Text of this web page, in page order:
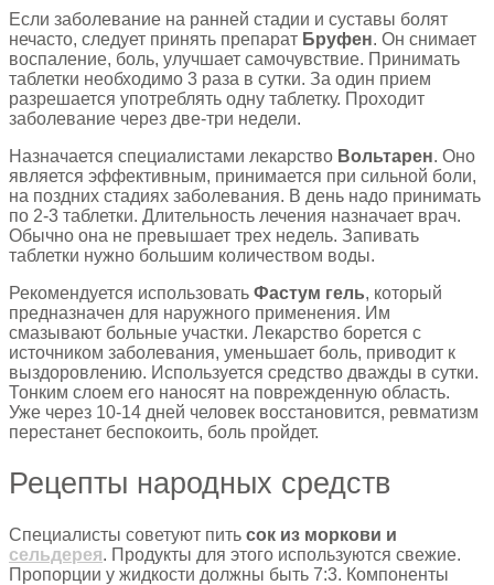
Если заболевание на ранней стадии и суставы болят
нечасто, следует принять препарат Бруфен. Он снимает
воспаление, боль, улучшает самочувствие. Принимать
таблетки необходимо 3 раза в сутки. За один прием
разрешается употреблять одну таблетку. Проходит
заболевание через две-три недели.
Назначается специалистами лекарство Вольтарен. Оно
является эффективным, принимается при сильной боли,
на поздних стадиях заболевания. В день надо принимать
по 2-3 таблетки. Длительность лечения назначает врач.
Обычно она не превышает трех недель. Запивать
таблетки нужно большим количеством воды.
Рекомендуется использовать Фастум гель, который
предназначен для наружного применения. Им
смазывают больные участки. Лекарство борется с
источником заболевания, уменьшает боль, приводит к
выздоровлению. Используется средство дважды в сутки.
Тонким слоем его наносят на поврежденную область.
Уже через 10-14 дней человек восстановится, ревматизм
перестанет беспокоить, боль пройдет.
Рецепты народных средств
Специалисты советуют пить сок из моркови и
сельдерея. Продукты для этого используются свежие.
Пропорции у жидкости должны быть 7:3. Компоненты